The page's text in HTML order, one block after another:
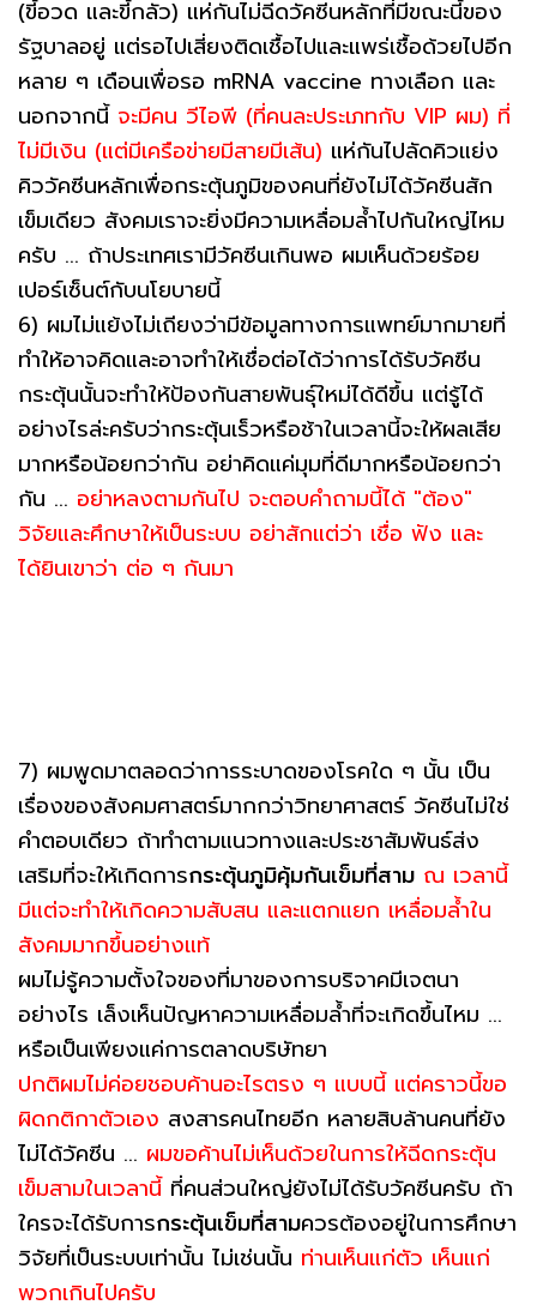
(ขี้อวด และขี้กลัว) แห่กันไม่ฉีดวัคซีนหลักที่มีขณะนี้ของ
รัฐบาลอยู่ แต่รอไปเสี่ยงติดเชื้อไปและแพร่เชื้อด้วยไปอีก
หลาย ๆ เดือนเพื่อรอ mRNA vaccine ทางเลือก และ
นอกจากนี้ จะมีคน วีไอพี (ที่คนละประเภทกับ VIP ผม) ที่
ไม่มีเงิน (แต่มีเครือข่ายมีสายมีเส้น) แห่กันไปลัดคิวแย่ง
คิววัคซีนหลักเพื่อกระตุ้นภูมิของคนที่ยังไม่ได้วัคซีนสัก
เข็มเดียว สังคมเราจะยิ่งมีความเหลื่อมล้ำไปกันใหญ่ไหม
ครับ ... ถ้าประเทศเรามีวัคซีนเกินพอ ผมเห็นด้วยร้อย
เปอร์เซ็นต์กับนโยบายนี้
6) ผมไม่แย้งไม่เถียงว่ามีข้อมูลทางการแพทย์มากมายที่
ทำให้อาจคิดและอาจทำให้เชื่อต่อได้ว่าการได้รับวัคซีน
กระตุ้นนั้นจะทำให้ป้องกันสายพันธุ์ใหม่ได้ดีขึ้น แต่รู้ได้
อย่างไรล่ะครับว่ากระตุ้นเร็วหรือช้าในเวลานี้จะให้ผลเสีย
มากหรือน้อยกว่ากัน อย่าคิดแค่มุมที่ดีมากหรือน้อยกว่า
กัน ... อย่าหลงตามกันไป จะตอบคำถามนี้ได้ "ต้อง"
วิจัยและศึกษาให้เป็นระบบ อย่าสักแต่ว่า เชื่อ ฟัง และ
ได้ยินเขาว่า ต่อ ๆ กันมา
7) ผมพูดมาตลอดว่าการระบาดของโรคใด ๆ นั้น เป็น
เรื่องของสังคมศาสตร์มากกว่าวิทยาศาสตร์ วัคซีนไม่ใช่
คำตอบเดียว ถ้าทำตามแนวทางและประชาสัมพันธ์ส่ง
เสริมที่จะให้เกิดการกระตุ้นภูมิคุ้มกันเข็มที่สาม ณ เวลานี้
มีแต่จะทำให้เกิดความสับสน และแตกแยก เหลื่อมล้ำใน
สังคมมากขึ้นอย่างแท้
ผมไม่รู้ความตั้งใจของที่มาของการบริจาคมีเจตนา
อย่างไร เล็งเห็นปัญหาความเหลื่อมล้ำที่จะเกิดขึ้นไหม ...
หรือเป็นเพียงแค่การตลาดบริษัทยา
ปกติผมไม่ค่อยชอบค้านอะไรตรง ๆ แบบนี้ แต่คราวนี้ขอ
ผิดกติกาตัวเอง สงสารคนไทยอีก หลายสิบล้านคนที่ยัง
ไม่ได้วัคซีน ... ผมขอค้านไม่เห็นด้วยในการให้ฉีดกระตุ้น
เข็มสามในเวลานี้ที่คนส่วนใหญ่ยังไม่ได้รับวัคซีนครับ ถ้า
ใครจะได้รับการกระตุ้นเข็มที่สามควรต้องอยู่ในการศึกษา
วิจัยที่เป็นระบบเท่านั้น ไม่เช่นนั้น ท่านเห็นแก่ตัว เห็นแก่
พวกเกินไปครับ